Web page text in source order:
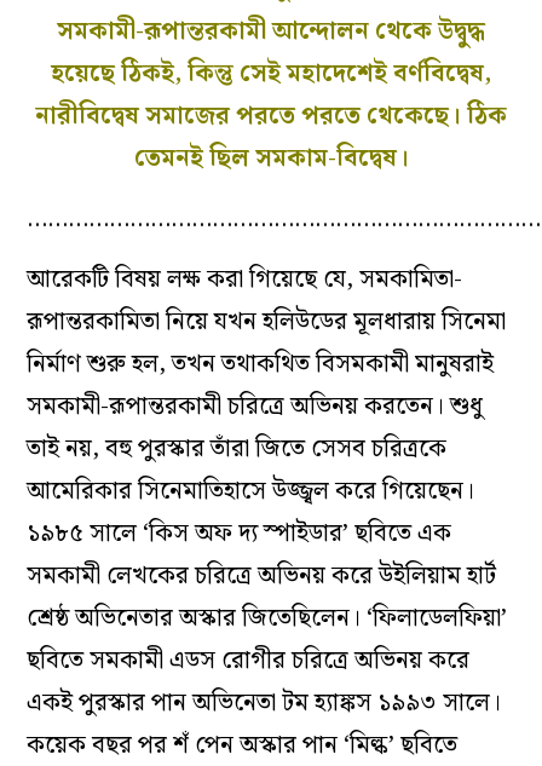
সমকামী-রূপান্তরকামী আন্দোলন থেকে উদ্বুদ্ধ
হয়েছে ঠিকই, কিন্তু সেই মহাদেশেই বর্ণবিদ্বেষ,
নারীবিদ্বেষ সমাজের পরতে পরতে থেকেছে। ঠিক
তেমনই ছিল সমকাম-বিদ্বেষ।
আরেকটি বিষয় লক্ষ করা গিয়েছে যে, সমকামিতা-
রূপান্তরকামিতা নিয়ে যখন হলিউডের মূলধারায় সিনেমা
নির্মাণ শুরু হল, তখন তথাকথিত বিসমকামী মানুষরাই
সমকামী-রূপান্তরকামী চরিত্রে অভিনয় করতেন। শুধু
তাই নয়, বহু পুরস্কার তাঁরা জিতে সেসব চরিত্রকে
আমেরিকার সিনেমাতিহাসে উজ্জ্বল করে গিয়েছেন।
১৯৮৫ সালে ‘কিস অফ দ্য স্পাইডার’ ছবিতে এক
সমকামী লেখকের চরিত্রে অভিনয় করে উইলিয়াম হার্ট
শ্রেষ্ঠ অভিনেতার অস্কার জিতেছিলেন। ‘ফিলাডেলফিয়া’
ছবিতে সমকামী এডস রোগীর চরিত্রে অভিনয় করে
একই পুরস্কার পান অভিনেতা টম হ্যাঙ্কস ১৯৯৩ সালে।
কয়েক বছর পর শঁ পেন অস্কার পান ‘মিল্ক’ ছবিতে